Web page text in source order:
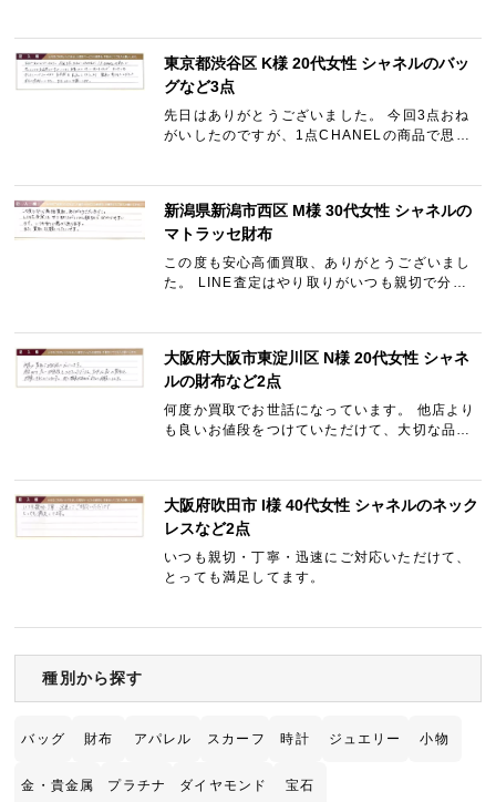
東京都渋谷区 K様 20代女性 シャネルのバッ
グなど3点
先日はありがとうございました。 今回3点おね
がいしたのですが、1点CHANELの商品で思っ
新潟県新潟市西区 M様 30代女性 シャネルの
マトラッセ財布
この度も安心高価買取、ありがとうございまし
た。 LINE査定はやり取りがいつも親切で分か
大阪府大阪市東淀川区 N様 20代女性 シャネ
ルの財布など2点
何度か買取でお世話になっています。 他店より
も良いお値段をつけていただけて、大切な品の
大阪府吹田市 I様 40代女性 シャネルのネック
レスなど2点
いつも親切・丁寧・迅速にご対応いただけて、
とっても満足してます。
種別から探す
バッグ 財布 アパレル スカーフ 時計 ジュエリー 小物
金・貴金属 プラチナ ダイヤモンド 宝石